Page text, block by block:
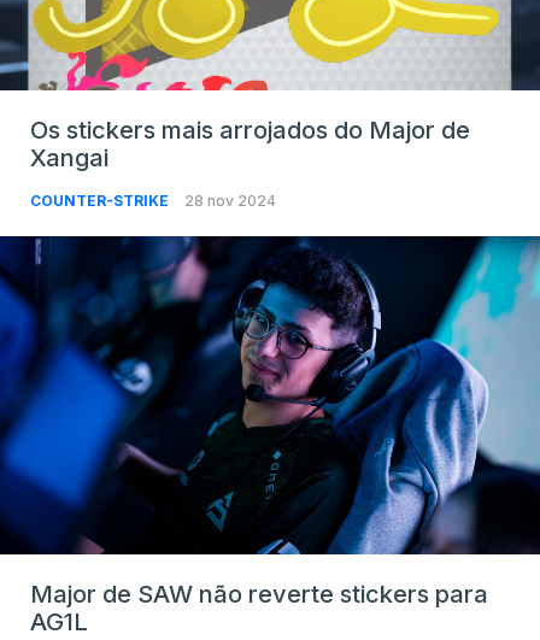
Os stickers mais arrojados do Major de
Xangai
COUNTER-STRIKE 28 nov 2024
Major de SAW não reverte stickers para
AG1L